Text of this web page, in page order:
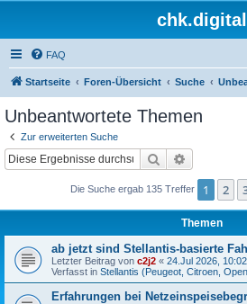
chk.digital
FAQ
Startseite Foren-Übersicht Suche
Unbeantwortete Themen
Zur erweiterten Suche
Suche
Die Suche ergab 135 Treffer 1 2
Themen
ab jetzt sind Stellantis-basierte
Letzter Beitrag von c2j2 « 24.Jul 2026, 10:02
Verfasst in Stellantis (Peugeot, Citroen,
Erfahrungen bei